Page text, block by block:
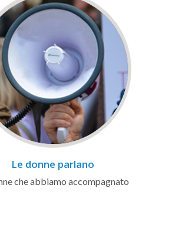
Le donne parlano
che abbiamo accompagnato